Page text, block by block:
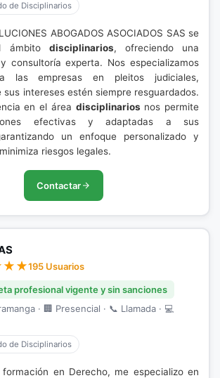
de Disciplinarios
ABOGADOS ASOCIADOS SAS se
ámbito disciplinarios, ofreciendo una
consultoría experta. Nos especializamos
las empresas en pleitos judiciales,
sus intereses estén siempre resguardados.
en el área disciplinarios nos permite
efectivas y adaptadas a sus
un enfoque personalizado y
riesgos legales.
Contactar
195 Usuarios
profesional vigente y sin sanciones
· 🏢 Presencial · 📞 Llamada · 💻
de Disciplinarios
en Derecho, me especializo en